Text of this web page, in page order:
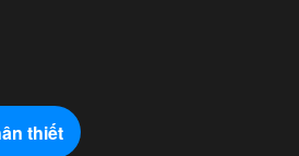
Khởi động máy:
lưỡi cưa phù hợp:
thiết